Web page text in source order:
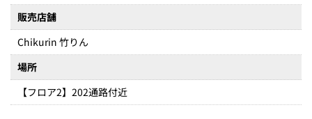
販売店舗
Chikurin 竹りん
場所
【フロア2】202通路付近